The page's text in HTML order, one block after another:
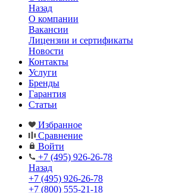
Назад
О компании
Вакансии
Лицензии и сертификаты
Новости
Контакты
Услуги
Бренды
Гарантия
Статьи
Избранное
Сравнение
Войти
+7 (495) 926-26-78
Назад
+7 (495) 926-26-78
+7 (800) 555-21-18